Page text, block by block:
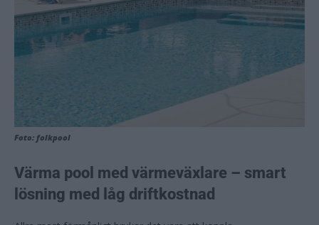
Foto: folkpool
Värma pool med värmeväxlare – smart
lösning med låg driftkostnad